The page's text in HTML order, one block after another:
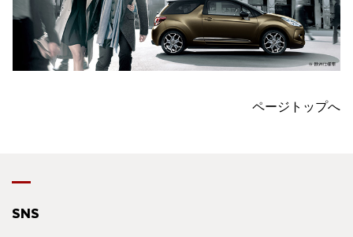
ページトップへ
SNS